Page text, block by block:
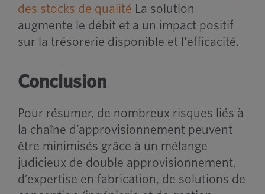
des stocks de qualité La solution
augmente le débit et a un impact positif
sur la trésorerie disponible et l'efficacité.
Conclusion
Pour résumer, de nombreux risques liés à
la chaîne d’approvisionnement peuvent
être minimisés grâce à un mélange
judicieux de double approvisionnement,
d’expertise en fabrication, de solutions de